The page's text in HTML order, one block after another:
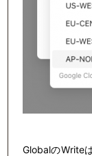
GlobalのWrite